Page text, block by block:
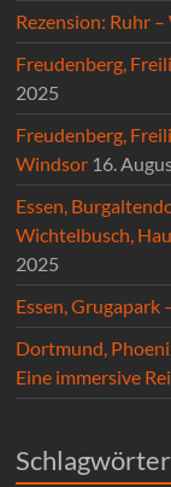
Rezension: Ruhr
Freudenberg,
2025
Freudenberg,
Windsor 16.
Essen,
Wichtelbusch,
2025
Essen, Grugapark
Dortmund,
Eine immersive
Schlagwörter